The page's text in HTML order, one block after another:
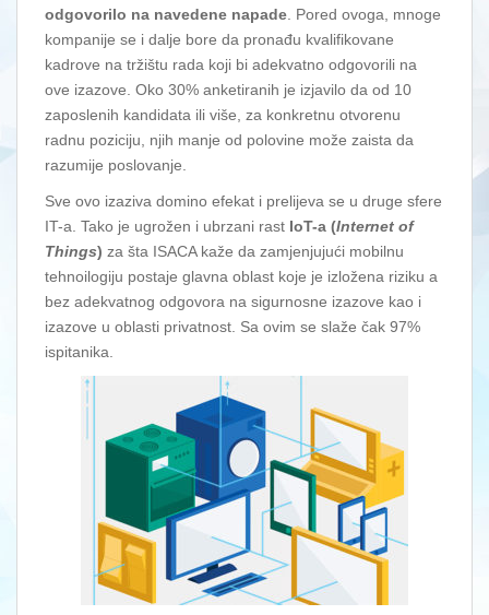
odgovorilo na navedene napade . Pored ovoga, mnoge
kompanije se i dalje bore da pronađu kvalifikovane
kadrove na tržištu rada koji bi adekvatno odgovorili na
ove izazove. Oko 30% anketiranih je izjavilo da od 10
zaposlenih kandidata ili više, za konkretnu otvorenu
radnu poziciju, njih manje od polovine može zaista da
razumije poslovanje.
Sve ovo izaziva domino efekat i prelijeva se u druge sfere
IT-a. Tako je ugrožen i ubrzani rast IoT-a (Internet of
Things) za šta ISACA kaže da zamjenjujući mobilnu
tehnoilogiju postaje glavna oblast koje je izložena riziku a
bez adekvatnog odgovora na sigurnosne izazove kao i
izazove u oblasti privatnost. Sa ovim se slaže čak 97%
ispitanika.